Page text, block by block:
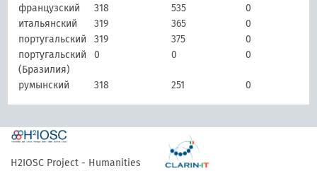
французский 318 535
0
итальянский
319 365
0
португальский
319 375
0
португальский
(Бразилия)
0 0 0
румынский 318 251 0
H2IOSC Project - Humanities